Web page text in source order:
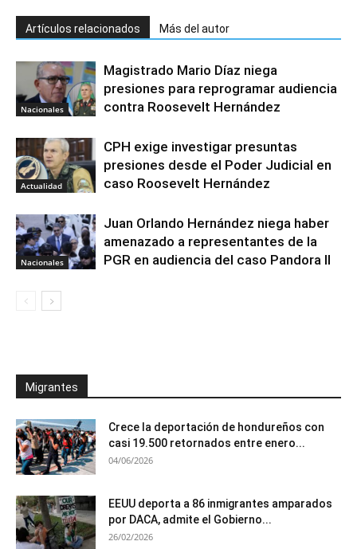
Artículos relacionados Más del autor
Nacionales
Magistrado Mario Díaz niega
presiones para reprogramar audiencia
contra Roosevelt Hernández
Actualidad
CPH exige investigar presuntas
presiones desde el Poder Judicial en
caso Roosevelt Hernández
Nacionales
Juan Orlando Hernández niega haber
amenazado a representantes de la
PGR en audiencia del caso Pandora II
Migrantes
Crece la deportación de hondureños con
casi 19.500 retornados entre enero...
04/06/2026
EEUU deporta a 86 inmigrantes amparados
por DACA, admite el Gobierno...
26/02/2026